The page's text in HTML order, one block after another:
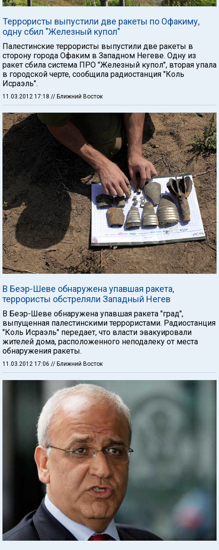
Террористы выпустили две ракеты по Офакиму,
одну сбил "Железный купол"
Палестинские террористы выпустили две ракеты в
сторону города Офаким в Западном Негеве. Одну из
ракет сбила система ПРО "Железный купол", вторая упала
в городской черте, сообщила радиостанция "Коль
Исраэль".
11.03.2012 17:18 // Ближний Восток
В Беэр-Шеве обнаружена упавшая ракета,
террористы обстреляли Западный Негев
В Беэр-Шеве обнаружена упавшая ракета "град",
выпущенная палестинскими террористами. Радиостанция
"Коль Исраэль" передает, что власти эвакуировали
жителей дома, расположенного неподалеку от места
обнаружения ракеты.
11.03.2012 17:06 // Ближний Восток